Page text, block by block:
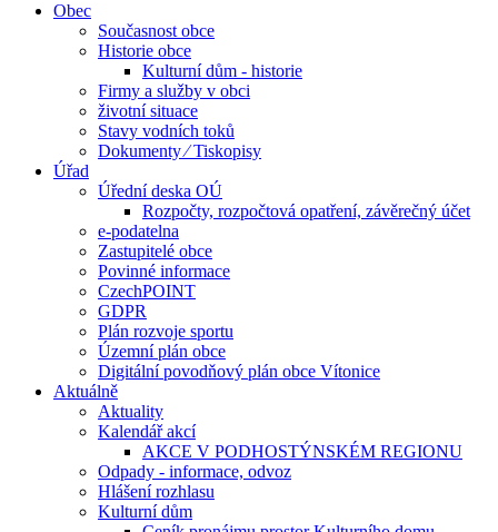
Obec
Současnost obce
Historie obce
Kulturní dům - historie
Firmy a služby v obci
životní situace
Stavy vodních toků
Dokumenty ⁄ Tiskopisy
Úřad
Úřední deska OÚ
Rozpočty, rozpočtová opatření, závěrečný účet
e-podatelna
Zastupitelé obce
Povinné informace
CzechPOINT
GDPR
Plán rozvoje sportu
Územní plán obce
Digitální povodňový plán obce Vítonice
Aktuálně
Aktuality
Kalendář akcí
AKCE V PODHOSTÝNSKÉM REGIONU
Odpady - informace, odvoz
Hlášení rozhlasu
Kulturní dům